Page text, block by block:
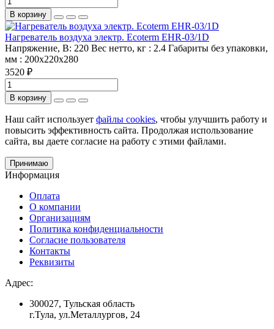
В корзину
Нагреватель воздуха электр. Ecoterm EHR-03/1D
Напряжение, В: 220 Вес нетто, кг : 2.4 Габариты без упаковки,
мм : 200x220x280
3520 ₽
В корзину
Наш сайт использует файлы cookies, чтобы улучшить работу и
повысить эффективность сайта. Продолжая использование
сайта, вы даете согласие на работу с этими файлами.
Принимаю
Информация
Оплата
О компании
Организациям
Политика конфиденциальности
Согласие пользователя
Контакты
Реквизиты
Адрес:
300027, Тульская область
г.Тула, ул.Металлургов, 24